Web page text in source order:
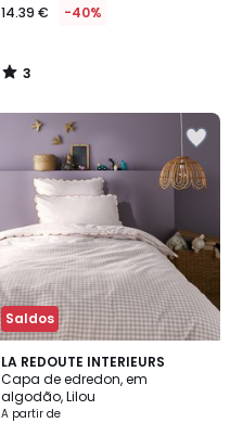
14.39 € -40%
3
/
Saldos
LA REDOUTE INTERIEURS
Capa de edredon, em
algodão, Lilou
A partir de
4,6
/ 5